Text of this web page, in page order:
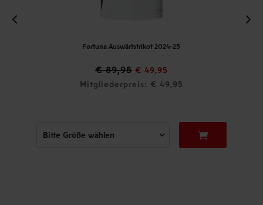
Fortuna Auswärtstrikot 2024-25
€ 89,95 € 49,95
Mitgliederpreis: € 49,95